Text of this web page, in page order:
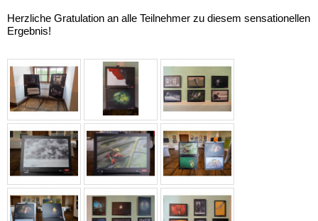
Herzliche Gratulation an alle Teilnehmer zu diesem sensationellen
Ergebnis!